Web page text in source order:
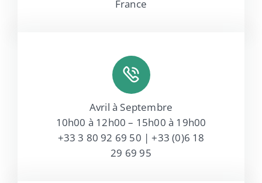
France
Avril à Septembre
10h00 à 12h00 – 15h00 à 19h00
+33 3 80 92 69 50 | +33 (0)6 18
29 69 95